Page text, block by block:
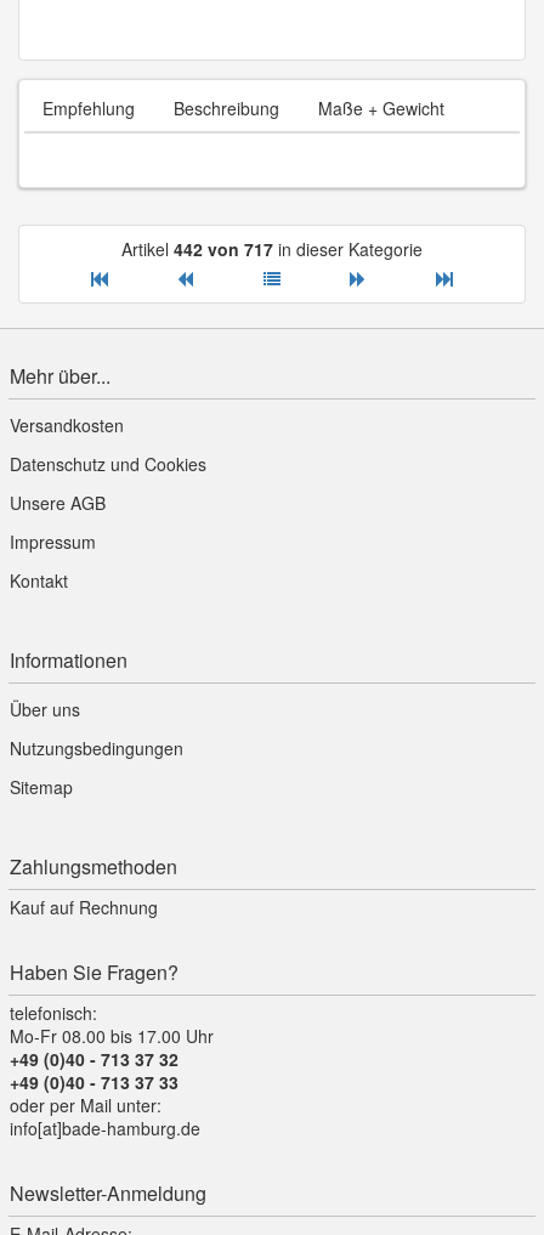
Empfehlung Beschreibung Maße + Gewicht
Artikel 442 von 717 in dieser Kategorie
Mehr über...
Versandkosten
Datenschutz und Cookies
Unsere AGB
Impressum
Kontakt
Informationen
Über uns
Nutzungsbedingungen
Sitemap
Zahlungsmethoden
Kauf auf Rechnung
Haben Sie Fragen?
telefonisch:
Mo-Fr 08.00 bis 17.00 Uhr
+49 (0)40 - 713 37 32
+49 (0)40 - 713 37 33
oder per Mail unter:
info[at]bade-hamburg.de
Newsletter-Anmeldung